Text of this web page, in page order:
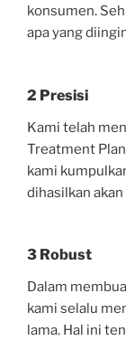
konsumen.
apa yang
2 Presisi
Kami telah
Treatment
kami
dihasilkan
3 Robust
Dalam
kami selalu
lama. Hal ini